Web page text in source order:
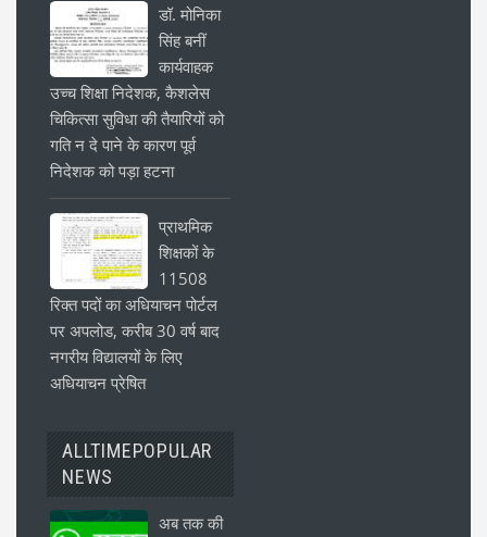
डॉ. मोनिका
सिंह बनीं
कार्यवाहक
उच्च शिक्षा निदेशक, कैशलेस
चिकित्सा सुविधा की तैयारियों को
गति न दे पाने के कारण पूर्व
निदेशक को पड़ा हटना
प्राथमिक
शिक्षकों के
11508
रिक्त पदों का अधियाचन पोर्टल
पर अपलोड, करीब 30 वर्ष बाद
नगरीय विद्यालयों के लिए
अधियाचन प्रेषित
ALLTIMEPOPULAR
NEWS
अब तक की